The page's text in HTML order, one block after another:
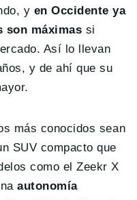
y en Occidente ya
son máximas si
Así lo llevan
y de ahí que su
más conocidos sean
SUV compacto que
como el Zeekr X
autonomía